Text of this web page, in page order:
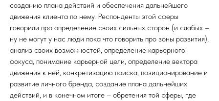
созданию плана действий и обеспечения дальнейшего
движения клиента по нему. Респонденты этой сферы
говорили про определение своих сильных сторон (и слабых –
ну не могут у нас люди пока что говорить про зоны развития),
анализ своих возможностей, определение карьерного
фокуса, понимание карьерной цели, определение вектора
движения к ней, конкретизацию поиска, позиционирование и
развитие личного бренда, создание плана дальнейших
действий, и в конечном итоге – обретения той сферы, где